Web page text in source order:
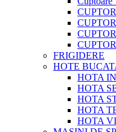
FRIGIDERE
HOTE
HOTA
HOTA
HOTA
HOTA
HOTA